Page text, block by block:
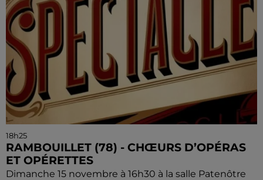
18h25
RAMBOUILLET (78) - CHŒURS D’OPÉRAS
ET OPÉRETTES
Dimanche 15 novembre à 16h30 à la salle Patenôtre